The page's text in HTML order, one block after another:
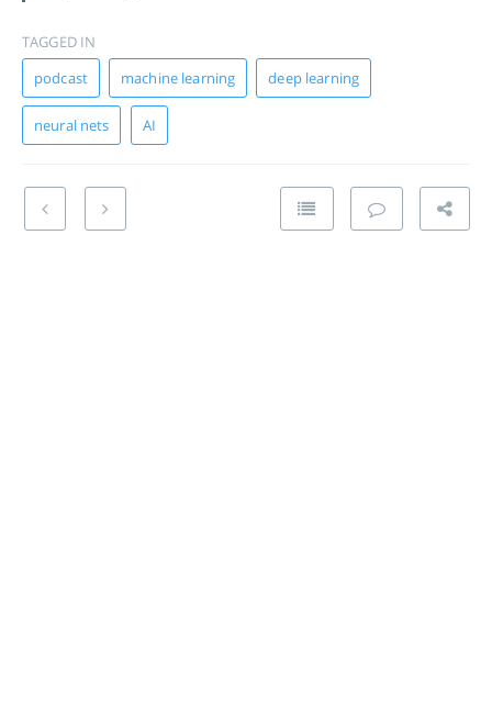
TAGGED IN
podcast
machine learning deep learning
neural nets AI